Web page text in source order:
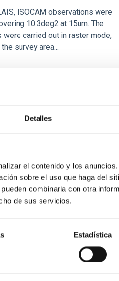
Detalles
el contenido y los
sobre el uso que haga del
combinarla con otra
de sus servicios.
Estadística
ISOCAM observations were
10.3deg2 at 15um. The
were carried out in raster mode,
survey area...
of the secondary star
Scorpii 1994 (=GRO
of the black-hole candidate
in June 1996, when the source
optical active...